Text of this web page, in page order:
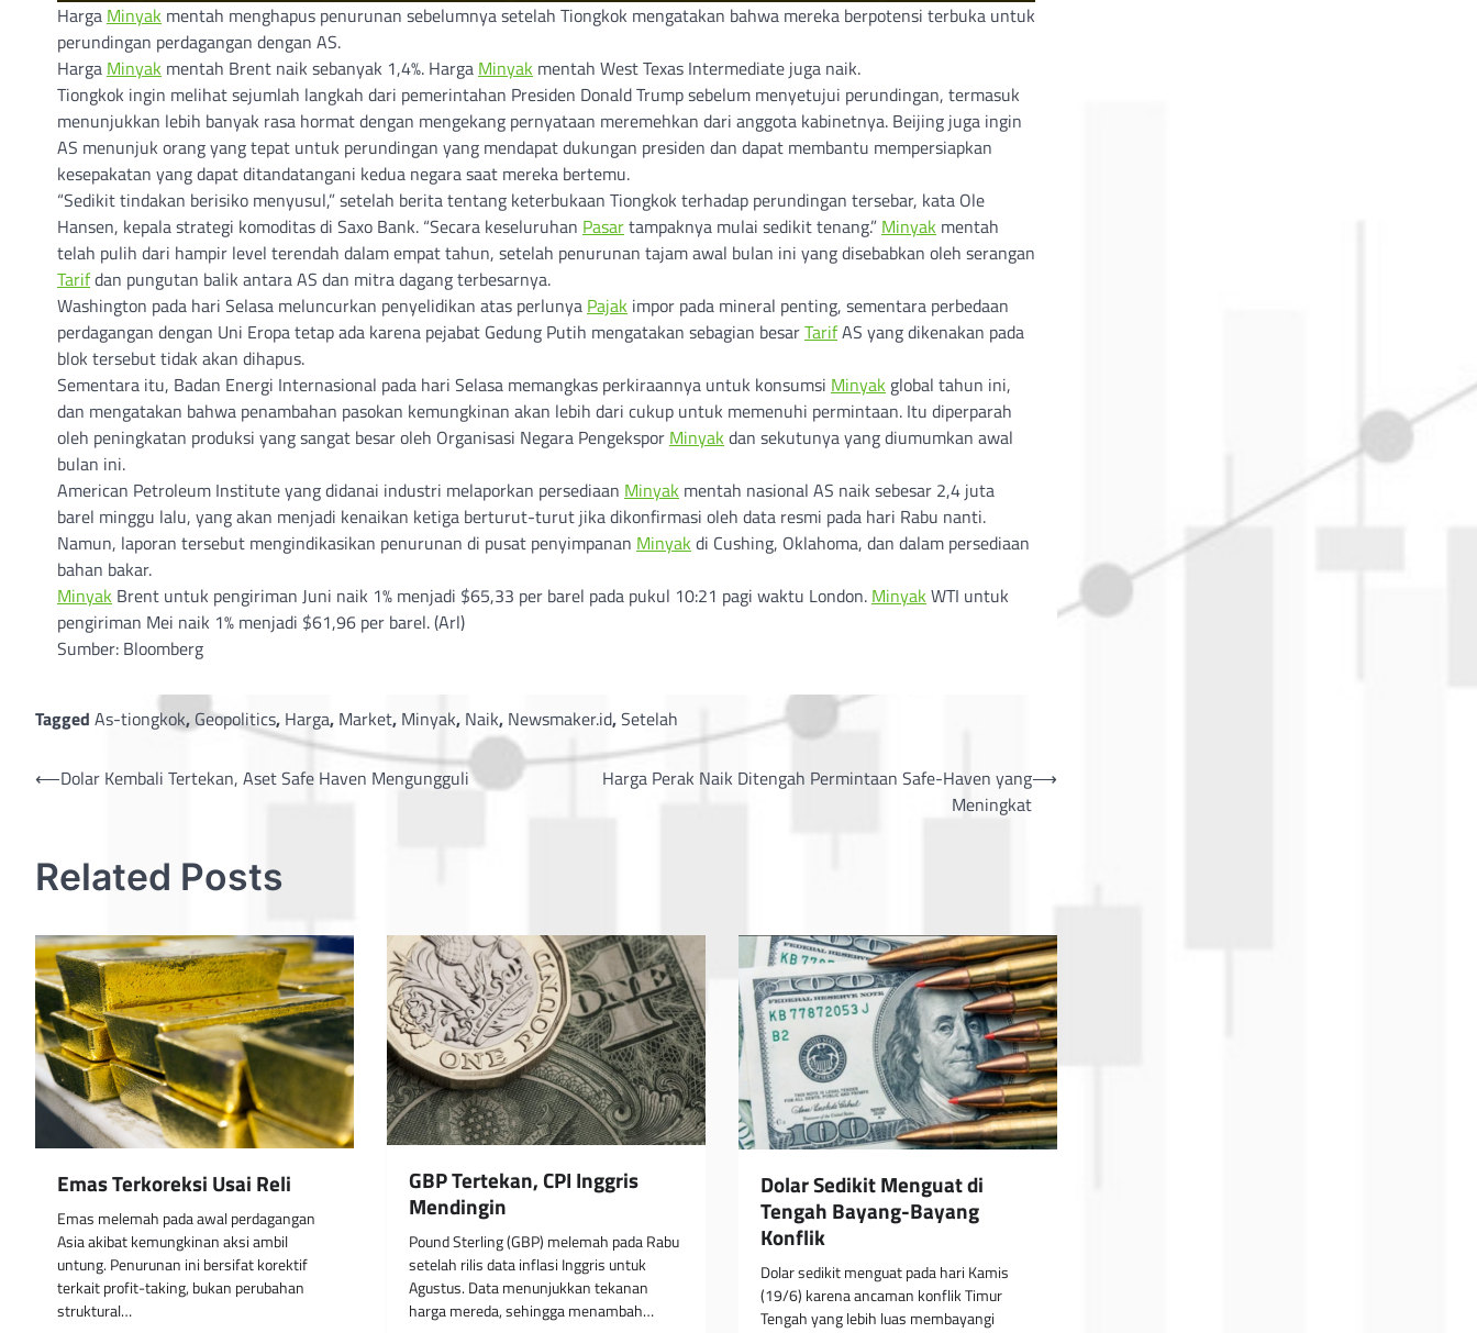
Harga Minyak mentah menghapus penurunan sebelumnya setelah Tiongkok mengatakan bahwa mereka berpotensi terbuka untuk
perundingan perdagangan dengan AS.
Harga Minyak mentah Brent naik sebanyak 1,4%. Harga Minyak mentah West Texas Intermediate juga naik.
Tiongkok ingin melihat sejumlah langkah dari pemerintahan Presiden Donald Trump sebelum menyetujui perundingan, termasuk
menunjukkan lebih banyak rasa hormat dengan mengekang pernyataan meremehkan dari anggota kabinetnya. Beijing juga ingin
AS menunjuk orang yang tepat untuk perundingan yang mendapat dukungan presiden dan dapat membantu mempersiapkan
kesepakatan yang dapat ditandatangani kedua negara saat mereka bertemu.
“Sedikit tindakan berisiko menyusul,” setelah berita tentang keterbukaan Tiongkok terhadap perundingan tersebar, kata Ole
Hansen, kepala strategi komoditas di Saxo Bank. “Secara keseluruhan Pasartampaknya mulai sedikit tenang.” Minyak mentah
telah pulih dari hampir level terendah dalam empat tahun, setelah penurunan tajam awal bulan ini yang disebabkan oleh serangan
Tarifdan pungutan balik antara AS dan mitra dagang terbesarnya.
Washington pada hari Selasa meluncurkan penyelidikan atas perlunya Pajak impor pada mineral penting, sementara perbedaan
perdagangan dengan Uni Eropa tetap ada karena pejabat Gedung Putih mengatakan sebagian besarTarifAS yang dikenakan pada
blok tersebut tidak akan dihapus.
Sementara itu, Badan Energi Internasional pada hari Selasa memangkas perkiraannya untuk konsumsi Minyak global tahun ini,
dan mengatakan bahwa penambahan pasokan kemungkinan akan lebih dari cukup untuk memenuhi permintaan. Itu diperparah
oleh peningkatan produksi yang sangat besar oleh Organisasi Negara Pengekspor Minyak dan sekutunya yang diumumkan awal
bulan ini.
American Petroleum Institute yang didanai industri melaporkan persediaan Minyak mentah nasional AS naik sebesar 2,4 juta
barel minggu lalu, yang akan menjadi kenaikan ketiga berturut-turut jika dikonfirmasi oleh data resmi pada hari Rabu nanti.
Namun, laporan tersebut mengindikasikan penurunan di pusat penyimpanan Minyak di Cushing, Oklahoma, dan dalam persediaan
bahan bakar.
Minyak Brent untuk pengiriman Juni naik 1% menjadi $65,33 per barel pada pukul 10:21 pagi waktu London. Minyak WTI untuk
pengiriman Mei naik 1% menjadi $61,96 per barel. (Arl)
Sumber: Bloomberg
Tagged As-tiongkok, Geopolitics, Harga, Market, Minyak, Naik, Newsmaker.id,Setelah
Post
⟵Dolar Kembali Tertekan, Aset Safe Haven Mengungguli
Harga Perak Naik Ditengah Permintaan Safe-Haven yang
Meningkat
⟶
Related Posts
Emas Terkoreksi Usai Reli
Emas melemah pada awal perdagangan
Asia akibat kemungkinan aksi ambil
untung. Penurunan ini bersifat korektif
terkait profit-taking, bukan perubahan
struktural…
GBP Tertekan, CPI Inggris
Mendingin
Pound Sterling (GBP) melemah pada Rabu
setelah rilis data inflasi Inggris untuk
Agustus. Data menunjukkan tekanan
harga mereda, sehingga menambah…
Dolar Sedikit Menguat di
Tengah Bayang-Bayang
Konflik
Dolar sedikit menguat pada hari Kamis
(19/6) karena ancaman konflik Timur
Tengah yang lebih luas membayangi